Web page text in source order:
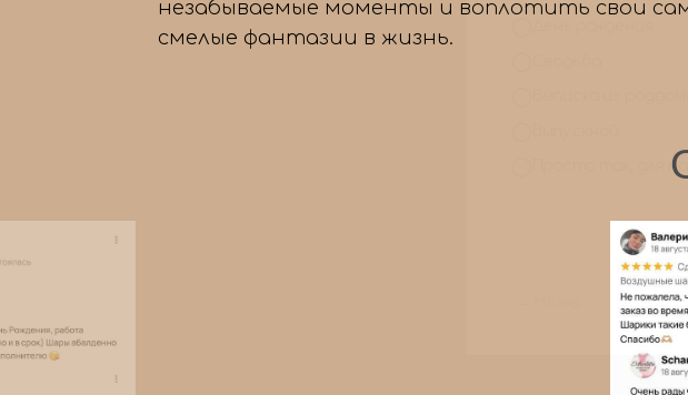
незабываемые моменты и воплотить свои
смелые фантазии в жизнь.